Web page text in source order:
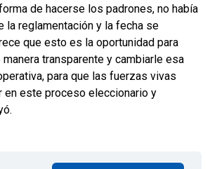
de hacerse los padrones, no había
la reglamentación y la fecha se
que esto es la oportunidad para
transparente y cambiarle esa
para que las fuerzas vivas
en este proceso eleccionario y